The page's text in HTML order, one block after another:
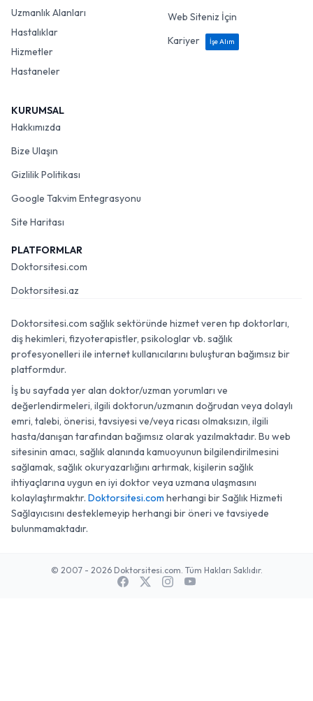
Uzmanlık Alanları
Hastalıklar
Hizmetler
Hastaneler
Web Siteniz İçin
Kariyer
İşe Alım
KURUMSAL
Hakkımızda
Bize Ulaşın
Gizlilik Politikası
Google Takvim Entegrasyonu
Site Haritası
PLATFORMLAR
Doktorsitesi.com
Doktorsitesi.az
Doktorsitesi.com sağlık sektöründe hizmet veren tıp doktorları,
diş hekimleri, fizyoterapistler, psikologlar vb. sağlık
profesyonelleri ile internet kullanıcılarını buluşturan bağımsız bir
platformdur.
İş bu sayfada yer alan doktor/uzman yorumları ve
değerlendirmeleri, ilgili doktorun/uzmanın doğrudan veya dolaylı
emri, talebi, önerisi, tavsiyesi ve/veya ricası olmaksızın, ilgili
hasta/danışan tarafından bağımsız olarak yazılmaktadır. Bu web
sitesinin amacı, sağlık alanında kamuoyunun bilgilendirilmesini
sağlamak, sağlık okuryazarlığını artırmak, kişilerin sağlık
ihtiyaçlarına uygun en iyi doktor veya uzmana ulaşmasını
kolaylaştırmaktır. Doktorsitesi.com herhangi bir Sağlık Hizmeti
Sağlayıcısını desteklemeyip herhangi bir öneri ve tavsiyede
bulunmamaktadır.
© 2007 - 2026 Doktorsitesi.com. Tüm Hakları Saklıdır.